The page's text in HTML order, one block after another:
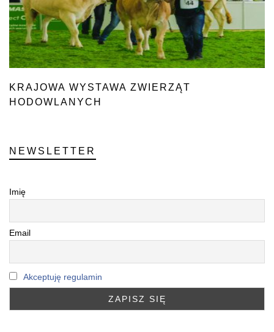
KRAJOWA WYSTAWA ZWIERZĄT
HODOWLANYCH
NEWSLETTER
Imię
Email
Akceptuję regulamin